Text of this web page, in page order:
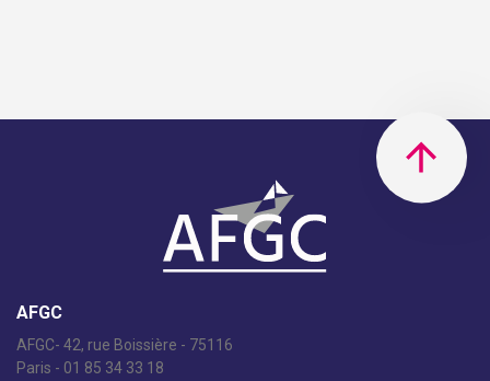
AFGC
AFGC- 42, rue Boissière - 75116
Paris - 01 85 34 33 18